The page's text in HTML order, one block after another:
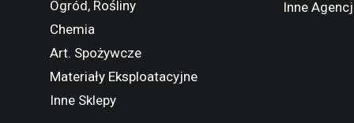
Ogród, Rośliny
Chemia
Art. Spożywcze
Materiały Eksploatacyjne
Inne Sklepy
Inne